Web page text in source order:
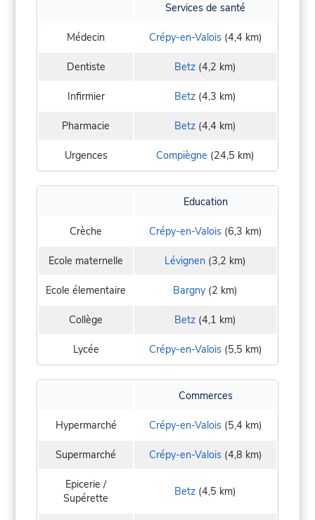
Services de santé
Médecin Crépy-en-Valois(4,4 km)
Dentiste Betz (4,2 km)
Infirmier Betz (4,3 km)
Pharmacie Betz (4,4 km)
Urgences Compiègne (24,5 km)
Education
Crèche Crépy-en-Valois(6,3 km)
Ecole maternelle Lévignen (3,2 km)
Ecole élementaire Bargny (2 km)
Collège Betz (4,1 km)
Lycée Crépy-en-Valois(5,5 km)
Commerces
Hypermarché Crépy-en-Valois(5,4 km)
Supermarché Crépy-en-Valois(4,8 km)
Epicerie /
Supérette
Betz (4,5 km)